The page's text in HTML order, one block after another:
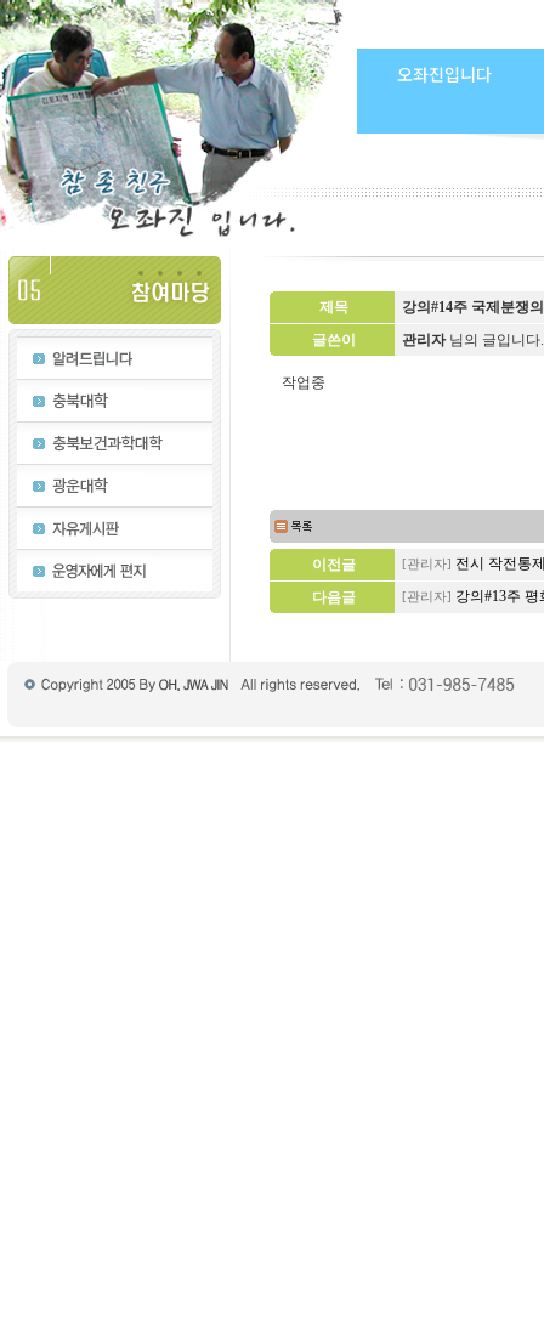
오좌진입니다
제목
강의#14주 국제분쟁
글쓴이
관리자님의 글입니
작업중
이전글 [관리자] 전시 작전통
다음글
[관리자] 강의#13주 평